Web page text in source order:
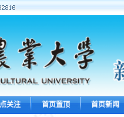
关注 首页置顶 首页新闻